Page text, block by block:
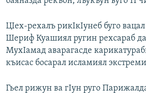
ЦIех-рехалъ рикIкIунеб буго
Шериф Куашиял ругин рехсараб
МухIамад аварагасде
къисас босарал исламиял
Гьел рижун ва гIун руго